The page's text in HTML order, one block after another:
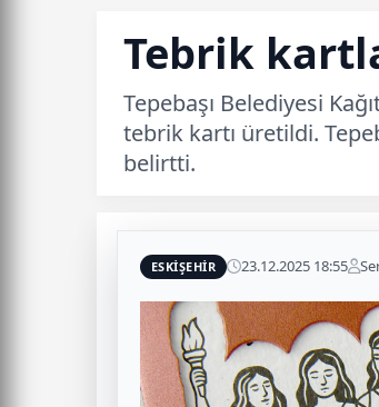
Tebrik
Tepebaşı Belediyesi
tebrik kartı üretildi.
belirtti.
ESKIŞEHIR 23.12.2025 18:55